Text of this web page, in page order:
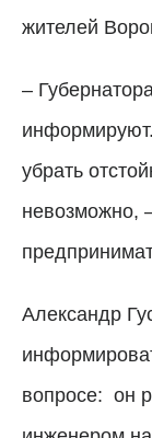
жителей
–
убрать
невозможно,
Александр
вопросе: он